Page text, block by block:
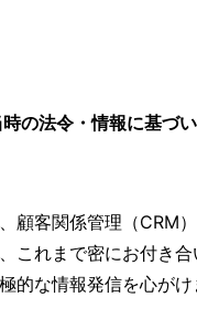
の法令・情報に基づ
顧客関係管理（CRM
これまで密にお付き
的な情報発信を心がけ